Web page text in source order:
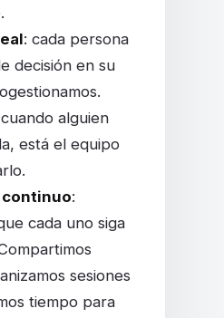
: cada persona
decisión en su
alguien
está el equipo
:
cada uno siga
sesiones
tiempo para